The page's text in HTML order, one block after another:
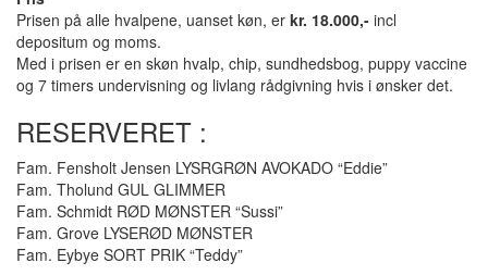
Prisen på alle hvalpene, uanset køn, er kr. 18.000,- incl
depositum og moms.
Med i prisen er en skøn hvalp, chip, sundhedsbog, puppy vaccine
og 7 timers undervisning og livlang rådgivning hvis i ønsker det.
RESERVERET :
Fam. Fensholt Jensen LYSRGRØN AVOKADO “Eddie”
Fam. Tholund GUL GLIMMER
Fam. Schmidt RØD MØNSTER “Sussi”
Fam. Grove LYSERØD MØNSTER
Fam. Eybye SORT PRIK “Teddy”